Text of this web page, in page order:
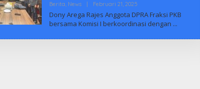
Berita, News Februari 21, 2025Oleh
Indonesia
Dony Arega Rajes Anggota DPRA Fraksi PKB
bersama Komisi I berkoordinasi dengan